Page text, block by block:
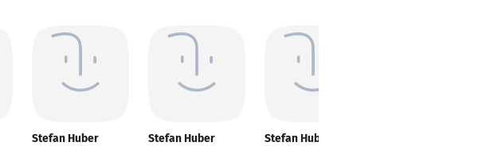
Stefan Huber Stefan Huber Stefan Huber